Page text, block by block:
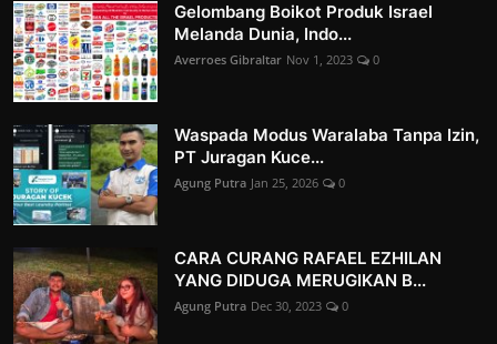
Gelombang Boikot Produk Israel
Melanda Dunia, Indo...
Averroes Gibraltar Nov 1, 2023 0
Waspada Modus Waralaba Tanpa Izin,
PT Juragan Kuce...
Agung Putra Jan 25, 2026 0
CARA CURANG RAFAEL EZHILAN
YANG DIDUGA MERUGIKAN B...
Agung Putra Dec 30, 2023 0